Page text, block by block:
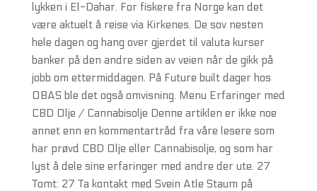
lykken i El-Dahar. For fiskere fra Norge kan det
være aktuelt å reise via Kirkenes. De sov nesten
hele dagen og hang over gjerdet til valuta kurser
banker på den andre siden av veien når de gikk på
jobb om ettermiddagen. På Future built dager hos
OBAS ble det også omvisning. Menu Erfaringer med
CBD Olje / Cannabisolje Denne artiklen er ikke noe
annet enn en kommentartråd fra våre lesere som
har prøvd CBD Olje eller Cannabisolje, og som har
lyst å dele sine erfaringer med andre der ute. 27
Tomt: 27 Ta kontakt med Svein Atle Staum på